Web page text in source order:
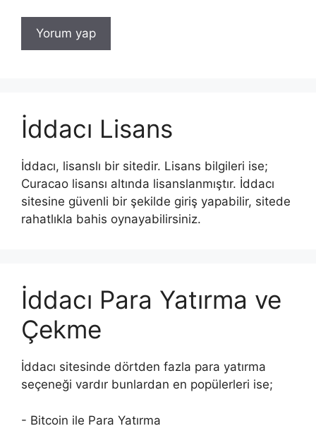
İddacı Lisans
İddacı, lisanslı bir sitedir. Lisans bilgileri ise;
Curacao lisansı altında lisanslanmıştır. İddacı
sitesine güvenli bir şekilde giriş yapabilir, sitede
rahatlıkla bahis oynayabilirsiniz.
İddacı Para Yatırma ve
Çekme
İddacı sitesinde dörtden fazla para yatırma
seçeneği vardır bunlardan en popülerleri ise;
- Bitcoin ile Para Yatırma